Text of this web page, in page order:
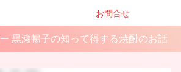
お問合せ
黒瀬暢子の知って得する焼酎のお話